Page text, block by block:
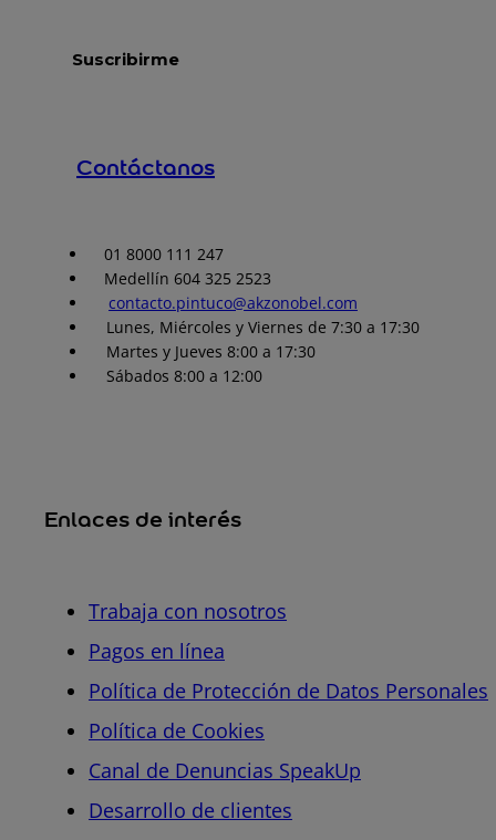
Contáctanos
01 8000 111 247
Medellín 604 325 2523
contacto.pintuco@akzonobel.com
Lunes, Miércoles y Viernes de 7:30 a 17:30
Martes y Jueves 8:00 a 17:30
Sábados 8:00 a 12:00
Enlaces de interés
Trabaja con nosotros
Pagos en línea
Política de Protección de Datos Personales
Política de Cookies
Canal de Denuncias SpeakUp
Desarrollo de clientes